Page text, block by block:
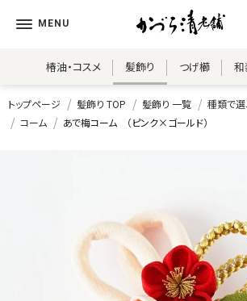
椿油・コスメ 髪飾り つげ櫛 和
トップページ 髪飾り TOP 髪飾り 一覧 種類で
コーム
あで梅コーム （ピンク×ゴールド）